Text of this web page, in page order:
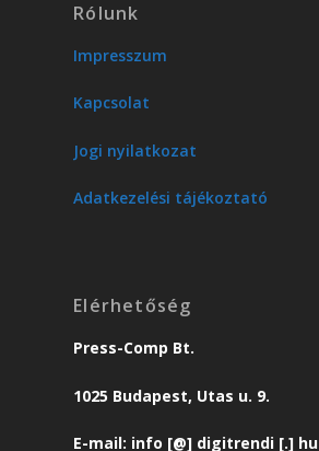
Rólunk
Impresszum
Kapcsolat
Jogi nyilatkozat
Adatkezelési tájékoztató
Elérhetőség
Press-Comp Bt.
1025 Budapest, Utas u. 9.
E-mail: info [@] digitrendi [.] hu